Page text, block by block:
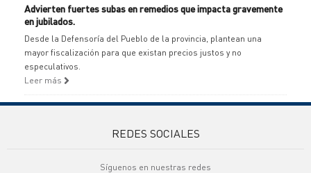
Advierten fuertes subas en remedios que impacta gravemente
en jubilados.
Desde la Defensoría del Pueblo de la provincia, plantean una
mayor fiscalización para que existan precios justos y no
especulativos.
Leer más
REDES SOCIALES
Síguenos en nuestras redes